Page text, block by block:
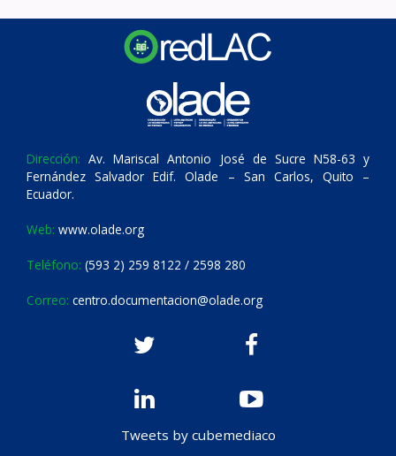
Dirección: Av. Mariscal Antonio José de Sucre N58-63 y
Fernández Salvador Edif. Olade – San Carlos, Quito –
Ecuador.
Web: www.olade.org
Teléfono: (593 2) 259 8122 / 2598 280
Correo: centro.documentacion@olade.org
Tweets by cubemediaco